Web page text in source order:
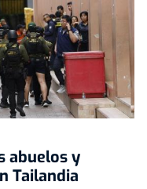
abuelos y
Tailandia